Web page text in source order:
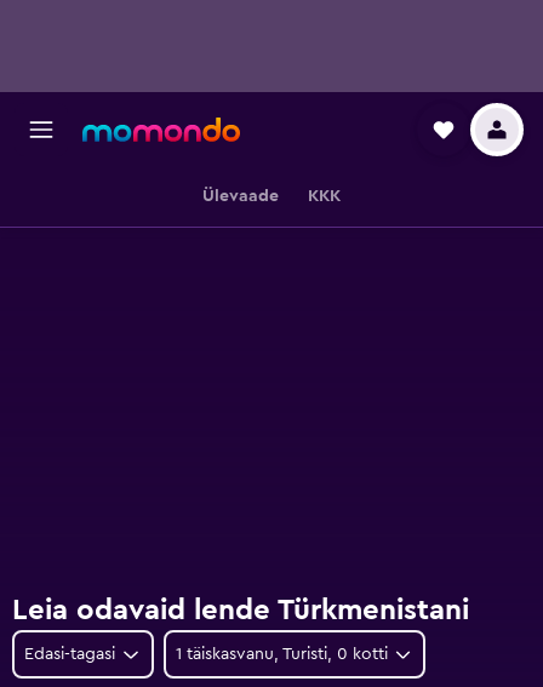
Ülevaade KKK
Leia odavaid lende Türkmenistani
Edasi-tagasi 1 täiskasvanu, Turisti, 0 kotti